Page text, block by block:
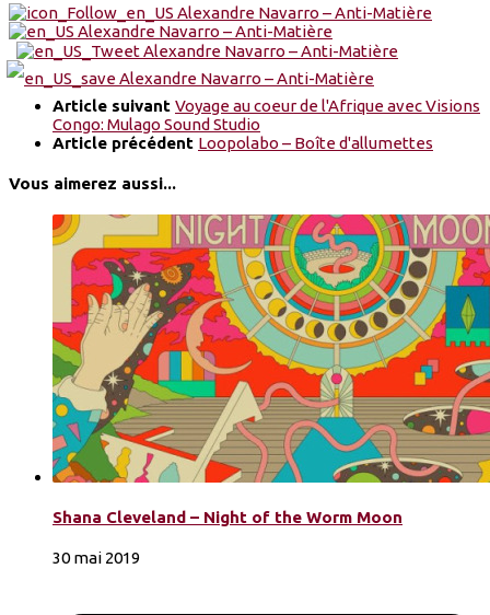
Article suivant Voyage au coeur de l'Afrique avec Visions
Congo: Mulago Sound Studio
Article précédent Loopolabo – Boîte d'allumettes
Vous aimerez aussi...
Shana Cleveland – Night of the Worm Moon
30 mai 2019